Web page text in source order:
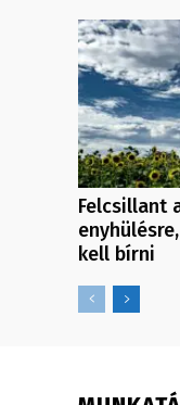
Felcsillant
kell bírni